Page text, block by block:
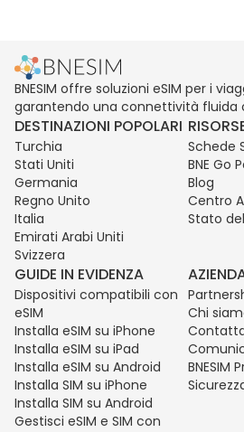
BNESIM offre soluzioni eSIM per i
garantendo una connettività fluida
DESTINAZIONI POPOLARI
Turchia
Stati Uniti
Germania
Regno Unito
Italia
Emirati Arabi Uniti
Svizzera
Schede
BNE Go
Blog
Centro
Stato
GUIDE IN EVIDENZA
Dispositivi compatibili con
eSIM
Installa eSIM su iPhone
Installa eSIM su iPad
Installa eSIM su Android
Installa SIM su iPhone
Installa SIM su Android
Gestisci eSIM e SIM con
Chi
BNESIM